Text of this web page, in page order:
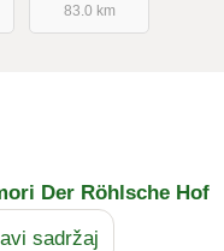
83.0 km
Der Röhlsche Hof
sadržaj